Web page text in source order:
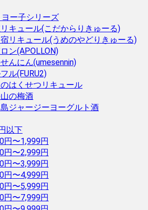
ヨー子シリーズ
キュール(こだからりきゅーる)
リキュール(うめのやどりきゅーる)
ン(APOLLON)
んにん(umesennin)
ル(FURU2)
はくせつリキュール
の梅酒
ジャージーヨーグルト酒
以下
円〜1,999円
円〜2,999円
円〜3,999円
円〜4,999円
円〜5,999円
円〜7,999円